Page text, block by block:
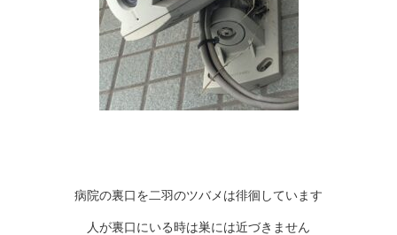
病院の裏口を二羽のツバメは徘徊しています
人が裏口にいる時は巣には近づきません